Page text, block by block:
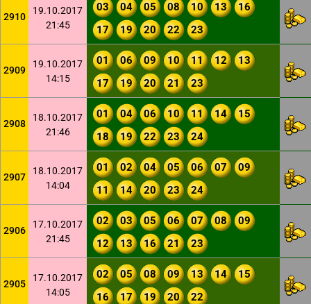
2910
19.10.2017
21:45
03 04 05 08 10 13
16
17
19 20 22 23
2909
19.10.2017
14:15
01 06 09 10 11 12
13
17
19 20 21 23
2908
18.10.2017
21:46
01 04 06 10 11 14
15
18
19 22 23 24
2907
18.10.2017
14:04
01 02 04 05 06 07
09
11
14 20 23 24
2906
17.10.2017
21:45
02 03 05 06 07 08
09
12
13 16 21 23
2905
17.10.2017
14:05
02 05 08 09 13 14
15
16
17 19 20 22